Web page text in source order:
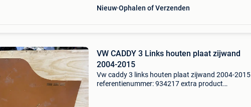
Nieuw Ophalen of Verzenden
VW CADDY 3 Links houten plaat zijwand
2004-2015
Vw caddy 3 links houten plaat zijwand 2004-2015
referentienummer: 934217 extra product